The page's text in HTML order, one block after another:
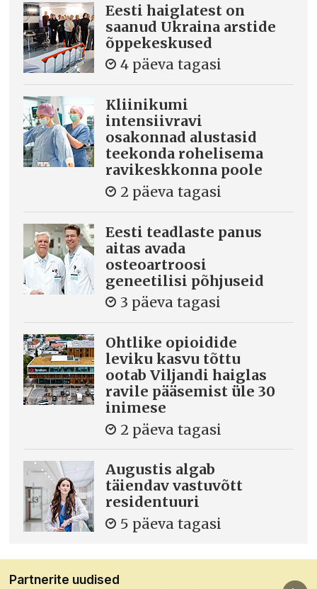
Eesti haiglatest on
saanud Ukraina arstide
õppekeskused
4 päeva tagasi
Kliinikumi
intensiivravi
osakonnad alustasid
teekonda rohelisema
ravikeskkonna poole
2 päeva tagasi
Eesti teadlaste panus
aitas avada
osteoartroosi
geneetilisi põhjuseid
3 päeva tagasi
Ohtlike opioidide
leviku kasvu tõttu
ootab Viljandi haiglas
ravile pääsemist üle 30
inimese
2 päeva tagasi
Augustis algab
täiendav vastuvõtt
residentuuri
5 päeva tagasi
Partnerite uudised